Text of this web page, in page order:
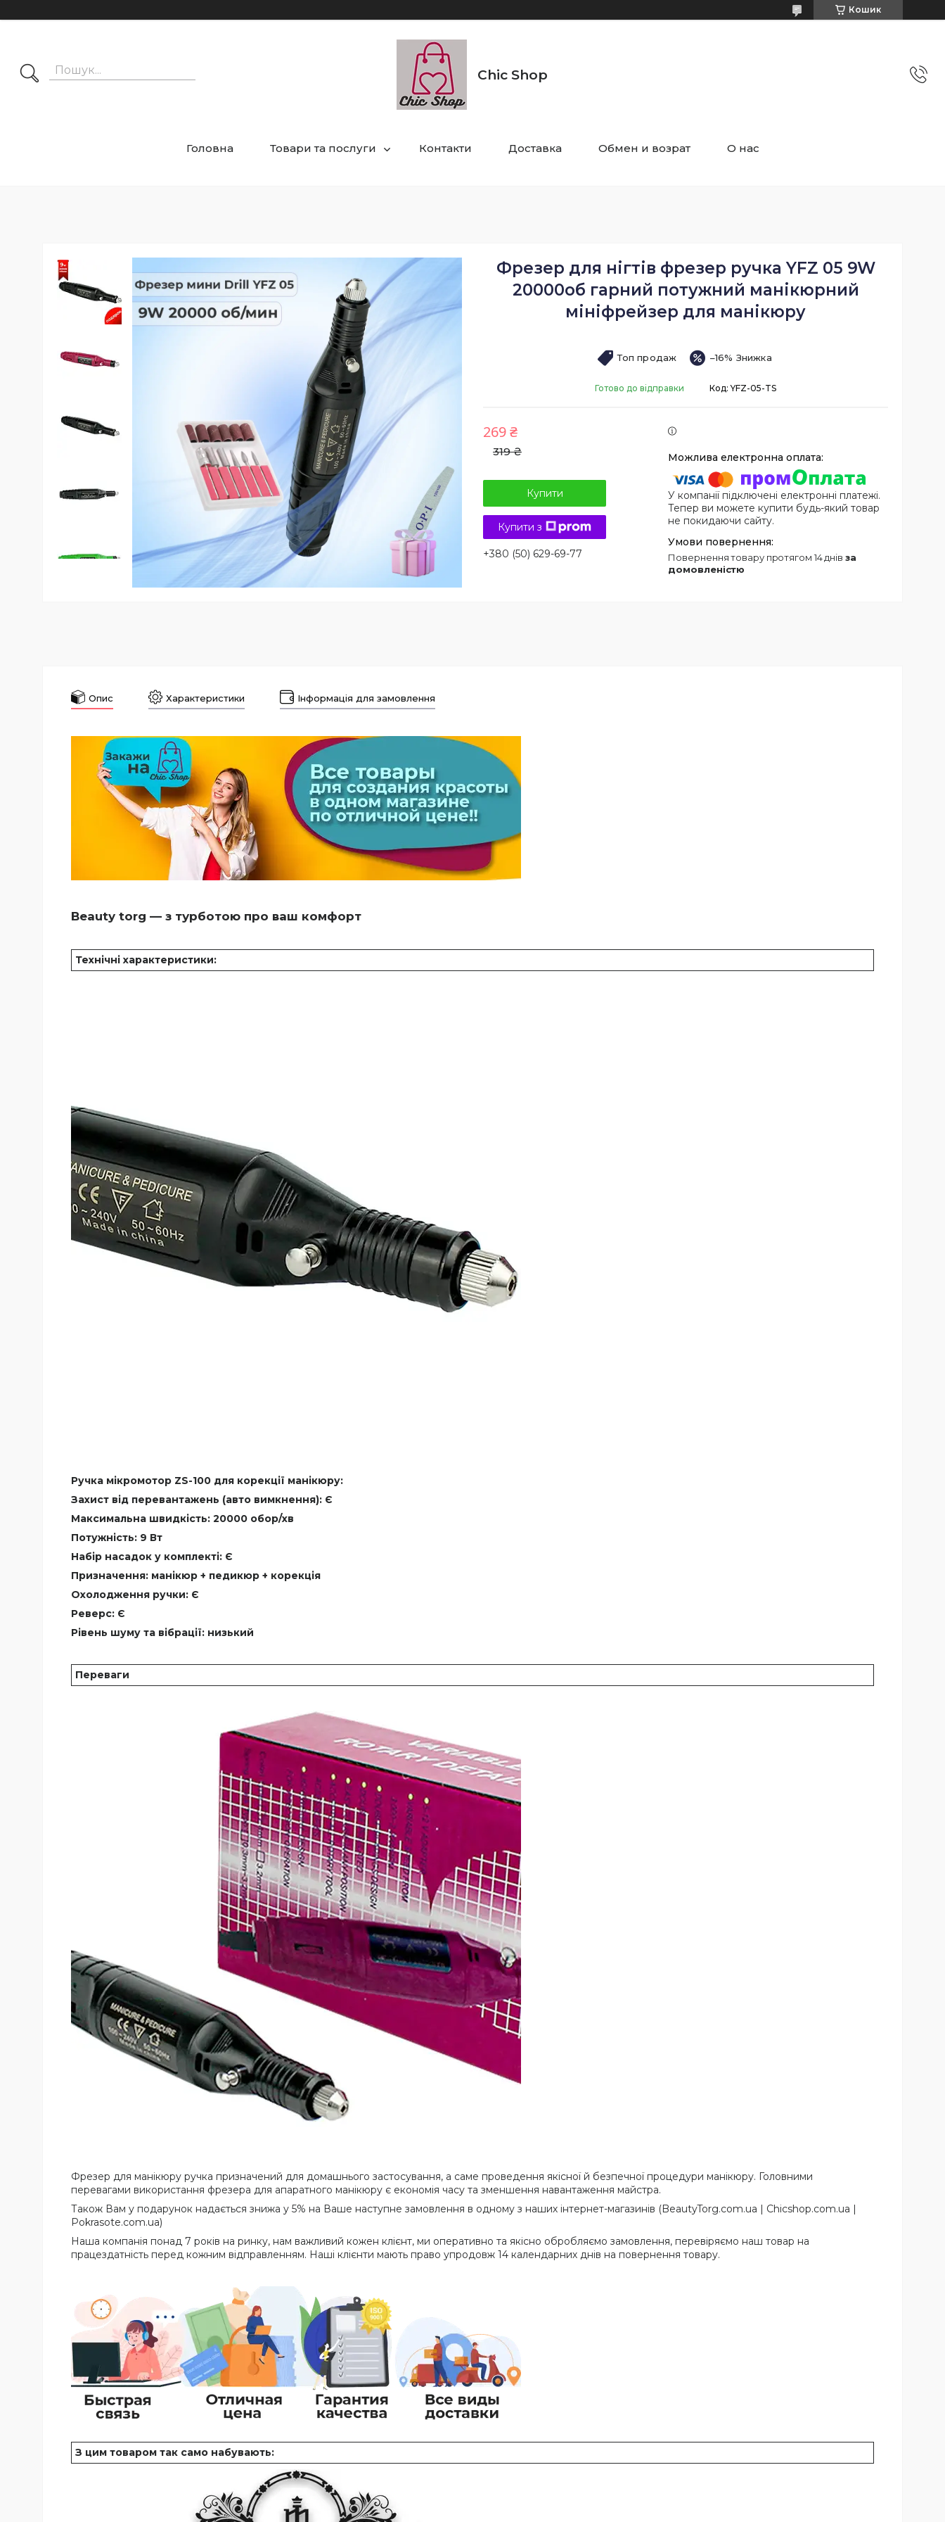
Кошик
Chic Shop
Головна Товари та послуги Контакти Доставка Обмен и возрат О нас
Фрезер для нігтів фрезер ручка YFZ 05 9W
20000об гарний потужний манікюрний
мініфрейзер для манікюру
Топ продаж –16%
Готово до відправки Код:YFZ-05-TS
319 ₴
269 ₴
Купити
Купити з
+380 (50) 629-69-77
У компанії підключені електронні платежі.
Тепер ви можете купити будь-який товар
не покидаючи сайту.
повернення товару протягом 14 днів за
домовленістю
Опис Характеристики Інформація для замовлення
Beauty torg — з турботою про ваш комфорт
Технічні характеристики:
Ручка мікромотор ZS-100 для корекції манікюру:
Захист від перевантажень (авто вимкнення): Є
Максимальна швидкість: 20000 обор/хв
Потужність: 9 Вт
Набір насадок у комплекті: Є
Призначення: манікюр + педикюр + корекція
Охолодження ручки: Є
Реверс: Є
Рівень шуму та вібрації: низький
Переваги
Фрезер для манікюру ручка призначений для домашнього застосування, а саме проведення якісної й безпечної процедури манікюру. Головними
перевагами використання фрезера для апаратного манікюру є економія часу та зменшення навантаження майстра.
Також Вам у подарунок надається знижа у 5% на Ваше наступне замовлення в одному з наших інтернет-магазинів (BeautyTorg.com.ua | Chicshop.com.ua |
Pokrasote.com.ua)
Наша компанія понад 7 років на ринку, нам важливий кожен клієнт, ми оперативно та якісно обробляємо замовлення, перевіряємо наш товар на
працездатність перед кожним відправленням. Наші клієнти мають право упродовж 14 календарних днів на повернення товару.
З цим товаром так само набувають: